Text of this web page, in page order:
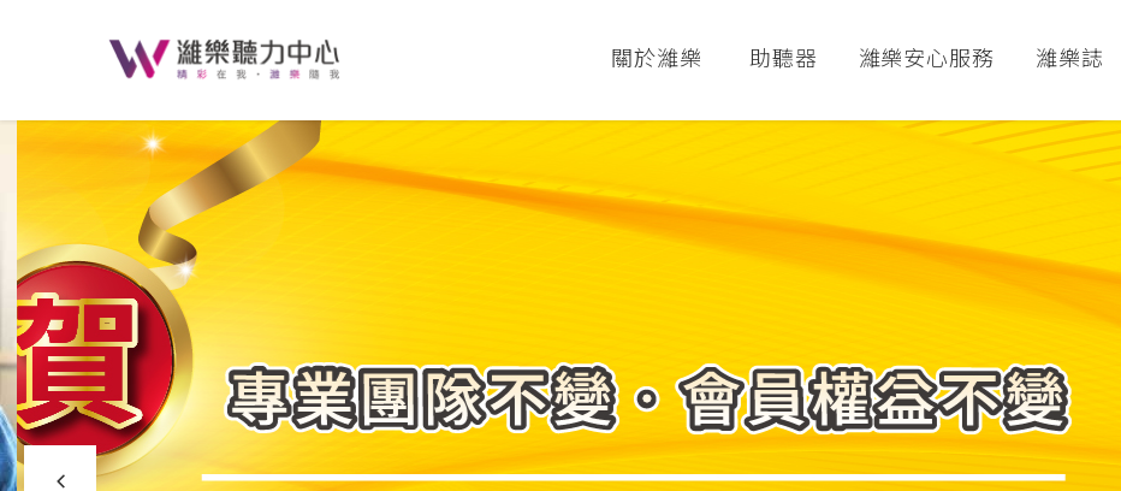
關於濰樂 助聽器 濰樂安心服務 濰樂誌